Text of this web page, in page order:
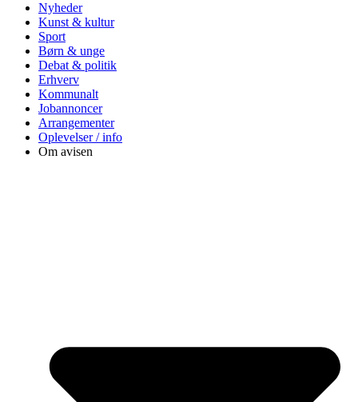
Nyheder
Kunst & kultur
Sport
Børn & unge
Debat & politik
Erhverv
Kommunalt
Jobannoncer
Arrangementer
Oplevelser / info
Om avisen